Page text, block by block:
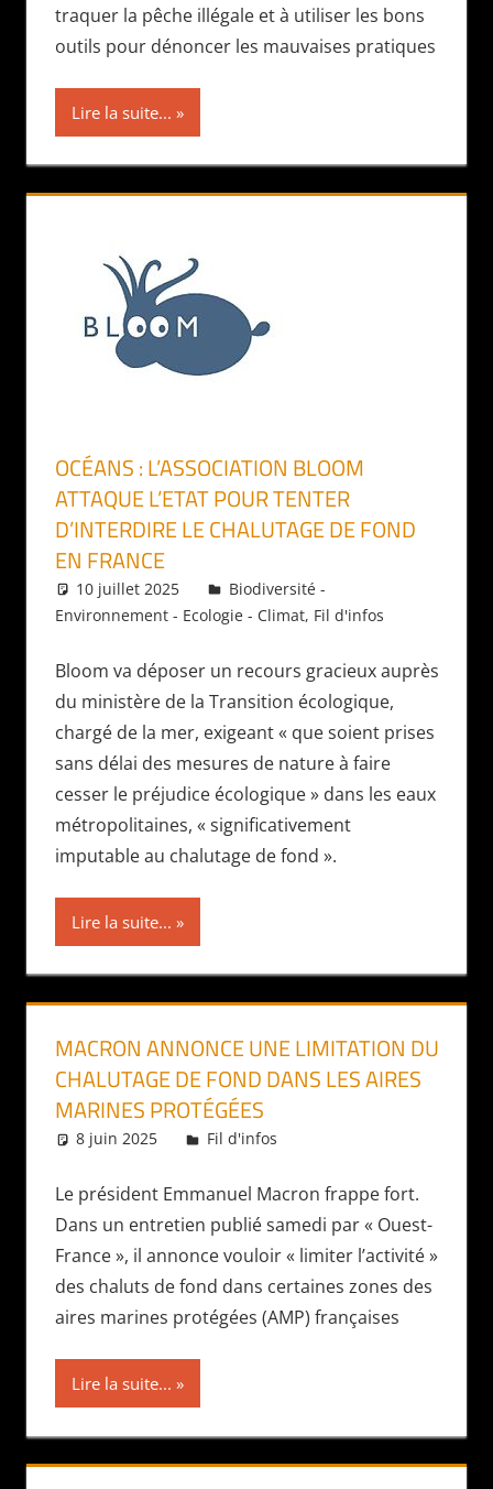
traquer la pêche illégale et à utiliser les bons
outils pour dénoncer les mauvaises pratiques
Lire la suite...
OCÉANS : L’ASSOCIATION BLOOM
ATTAQUE L’ETAT POUR TENTER
D’INTERDIRE LE CHALUTAGE DE FOND
EN FRANCE
10 juillet 2025 Daniel
Biodiversité -
Environnement - Ecologie - Climat, Fil d'infos
Bloom va déposer un recours gracieux auprès
du ministère de la Transition écologique,
chargé de la mer, exigeant « que soient prises
sans délai des mesures de nature à faire
cesser le préjudice écologique » dans les eaux
métropolitaines, « significativement
imputable au chalutage de fond ».
Lire la suite...
MACRON ANNONCE UNE LIMITATION DU
CHALUTAGE DE FOND DANS LES AIRES
MARINES PROTÉGÉES
8 juin 2025 Daniel
Fil d'infos
Le président Emmanuel Macron frappe fort.
Dans un entretien publié samedi par « Ouest-
France », il annonce vouloir « limiter l’activité »
des chaluts de fond dans certaines zones des
aires marines protégées (AMP) françaises
Lire la suite...